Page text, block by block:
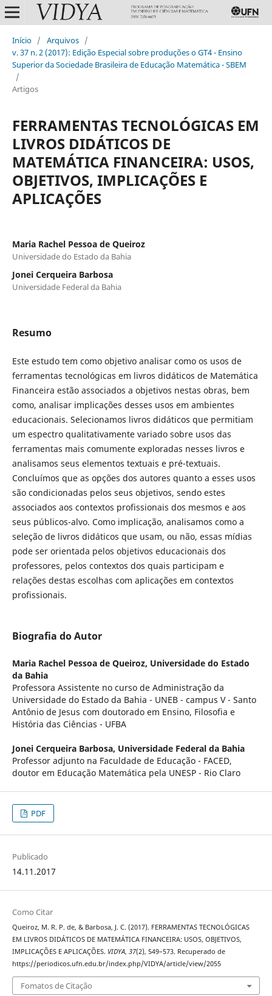
Início / Arquivos /
v. 37 n. 2 (2017): Edição Especial sobre produções o GT4 - Ensino
Superior da Sociedade Brasileira de Educação Matemática - SBEM
/
Artigos
FERRAMENTAS TECNOLÓGICAS EM
LIVROS DIDÁTICOS DE
MATEMÁTICA FINANCEIRA: USOS,
OBJETIVOS, IMPLICAÇÕES E
APLICAÇÕES
Maria Rachel Pessoa de Queiroz
Universidade do Estado da Bahia
Jonei Cerqueira Barbosa
Universidade Federal da Bahia
Resumo
Este estudo tem como objetivo analisar como os usos de
ferramentas tecnológicas em livros didáticos de Matemática
Financeira estão associados a objetivos nestas obras, bem
como, analisar implicações desses usos em ambientes
educacionais. Selecionamos livros didáticos que permitiam
um espectro qualitativamente variado sobre usos das
ferramentas mais comumente exploradas nesses livros e
analisamos seus elementos textuais e pré-textuais.
Concluímos que as opções dos autores quanto a esses usos
são condicionadas pelos seus objetivos, sendo estes
associados aos contextos profissionais dos mesmos e aos
seus públicos-alvo. Como implicação, analisamos como a
seleção de livros didáticos que usam, ou não, essas mídias
pode ser orientada pelos objetivos educacionais dos
professores, pelos contextos dos quais participam e
relações destas escolhas com aplicações em contextos
profissionais.
Biografia do Autor
Maria Rachel Pessoa de Queiroz, Universidade do Estado
da Bahia
Professora Assistente no curso de Administração da
Universidade do Estado da Bahia - UNEB - campus V - Santo
Antônio de Jesus com doutorado em Ensino, Filosofia e
História das Ciências - UFBA
Jonei Cerqueira Barbosa, Universidade Federal da Bahia
Professor adjunto na Faculdade de Educação - FACED,
doutor em Educação Matemática pela UNESP - Rio Claro
PDF
Publicado
14.11.2017
Como Citar
Queiroz, M. R. P. de, & Barbosa, J. C. (2017). FERRAMENTAS TECNOLÓGICAS
EM LIVROS DIDÁTICOS DE MATEMÁTICA FINANCEIRA: USOS, OBJETIVOS,
IMPLICAÇÕES E APLICAÇÕES. VIDYA, 37(2), 549–573. Recuperado de
https://periodicos.ufn.edu.br/index.php/VIDYA/article/view/2055
Fomatos de Citação